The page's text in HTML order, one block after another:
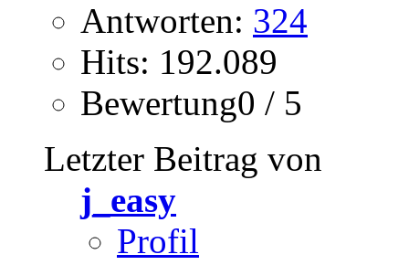
Antworten: 324
Hits: 192.089
Bewertung0 / 5
Letzter Beitrag von
j_easy
Profil